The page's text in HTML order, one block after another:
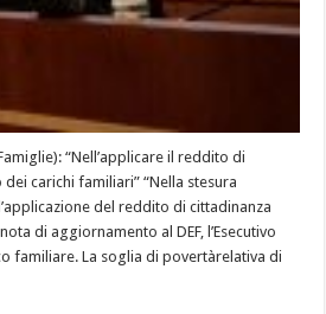
“Nell’applicare il reddito di
carichi familiari” “Nella stesura
del reddito di cittadinanza
di aggiornamento al DEF, l’Esecutivo
familiare. La soglia di povertàrelativa di